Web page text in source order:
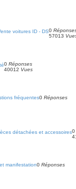
voitures ID - DS0
57013
0 Réponses
40012 Vues
fréquentes0 Réponses
détachées et accessoires0
manifestation0 Réponses